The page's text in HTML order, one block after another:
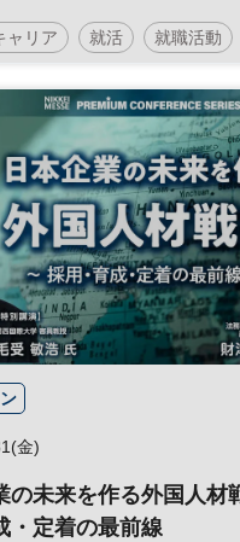
ャリア 就活 就職活動
金)
の未来を作る外国人材
・定着の最前線